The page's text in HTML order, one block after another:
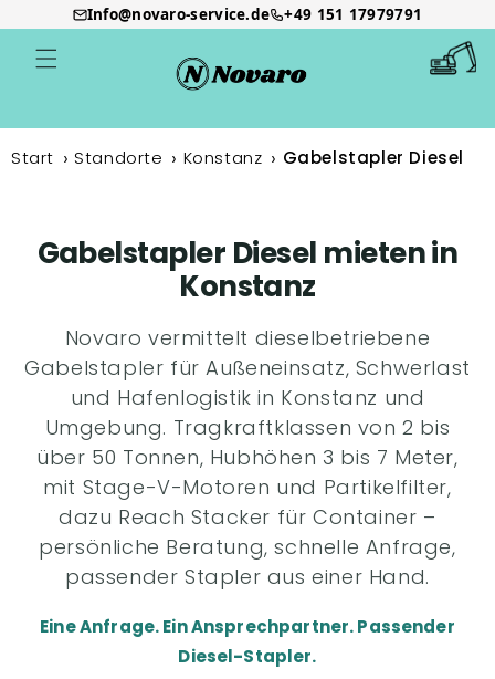
Direkt
zum
Inhalt
Info@novaro-service.de +49 151 17979791
Start Standorte Konstanz Gabelstapler Diesel
Gabelstapler Diesel mieten in
Konstanz
Novaro vermittelt dieselbetriebene
Gabelstapler für Außeneinsatz, Schwerlast
und Hafenlogistik in Konstanz und
Umgebung. Tragkraftklassen von 2 bis
über 50 Tonnen, Hubhöhen 3 bis 7 Meter,
mit Stage-V-Motoren und Partikelfilter,
dazu Reach Stacker für Container –
persönliche Beratung, schnelle Anfrage,
passender Stapler aus einer Hand.
Eine Anfrage. Ein Ansprechpartner. Passender
Diesel-Stapler.